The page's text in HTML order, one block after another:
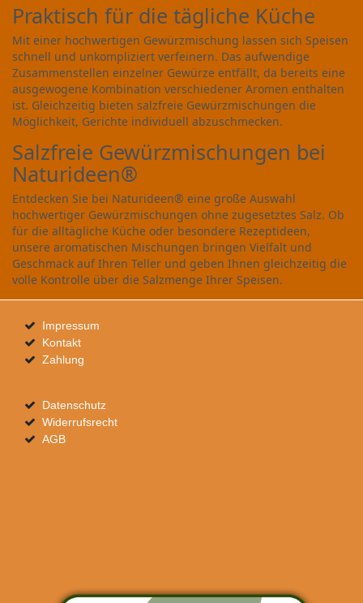
Praktisch für die tägliche Küche
Mit einer hochwertigen Gewürzmischung lassen sich Speisen
schnell und unkompliziert verfeinern. Das aufwendige
Zusammenstellen einzelner Gewürze entfällt, da bereits eine
ausgewogene Kombination verschiedener Aromen enthalten
ist. Gleichzeitig bieten salzfreie Gewürzmischungen die
Möglichkeit, Gerichte individuell abzuschmecken.
Salzfreie Gewürzmischungen bei
Naturideen®
Entdecken Sie bei Naturideen® eine große Auswahl
hochwertiger Gewürzmischungen ohne zugesetztes Salz. Ob
für die alltägliche Küche oder besondere Rezeptideen,
unsere aromatischen Mischungen bringen Vielfalt und
Geschmack auf Ihren Teller und geben Ihnen gleichzeitig die
volle Kontrolle über die Salzmenge Ihrer Speisen.
Impressum
Kontakt
Zahlung
Datenschutz
Widerrufsrecht
AGB